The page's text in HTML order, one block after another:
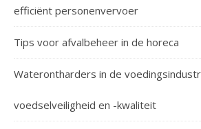
efficiënt personenvervoer
Tips voor afvalbeheer in de horeca
Waterontharders in de
voedselveiligheid en -kwaliteit